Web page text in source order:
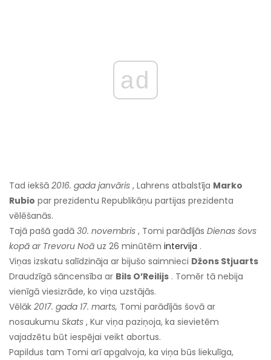
ad
Tad iekšā 2016. gada janvāris , Lahrens atbalstīja Marko
Rubio par prezidentu Republikāņu partijas prezidenta
vēlēšanās.
Tajā pašā gadā 30. novembris , Tomi parādījās Dienas šovs
kopā ar Trevoru Noā uz 26 minūtēm intervija .
Viņas izskatu salīdzināja ar bijušo saimnieci Džons Stjuarts
Draudzīgā sāncensība ar Bils O’Reilijs . Tomēr tā nebija
vienīgā viesizrāde, ko viņa uzstājās.
Vēlāk 2017. gada 17. marts, Tomi parādījās šovā ar
nosaukumu Skats , Kur viņa paziņoja, ka sievietēm
vajadzētu būt iespējai veikt abortus.
Papildus tam Tomi arī apgalvoja, ka viņa būs liekulīga,